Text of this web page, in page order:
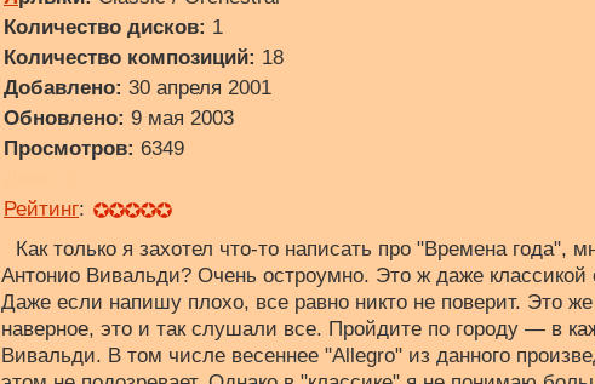
Количество дисков: 1
Количество композиций: 18
Добавлено: 30 апреля 2001
Обновлено: 9 мая 2003
Просмотров: 6349
Рейтинг:
Как только я захотел что-то написать про "Времена года",
Антонио Вивальди? Очень остроумно. Это ж даже классикой
Даже если напишу плохо, все равно никто не поверит. Это
наверное, это и так слушали все. Пройдите по городу — в
Вивальди. В том числе весеннее "Allegro" из данного